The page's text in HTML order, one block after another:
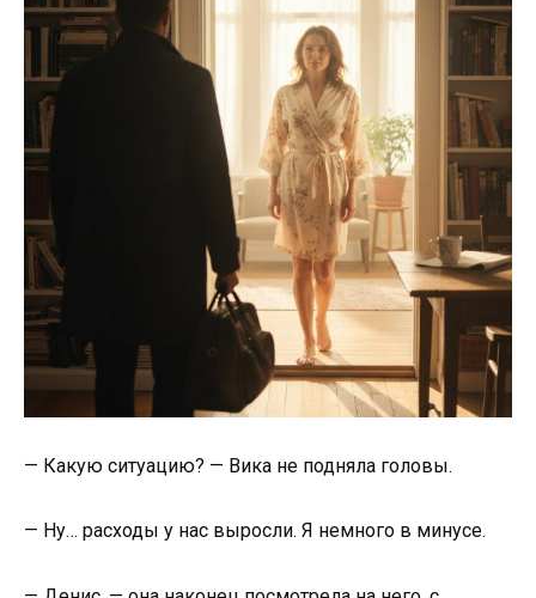
— Какую ситуацию? — Вика не подняла головы.
— Ну… расходы у нас выросли. Я немного в минусе.